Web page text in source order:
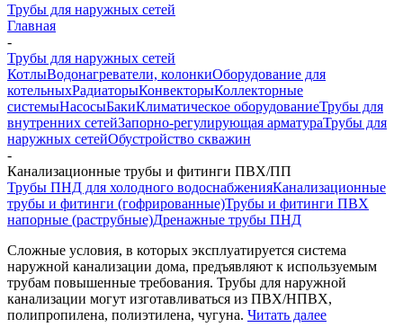
Трубы для наружных сетей
Главная
-
Трубы для наружных сетей
КотлыВодонагреватели, колонкиОборудование для
котельныхРадиаторыКонвекторыКоллекторные
системыНасосыБакиКлиматическое оборудованиеТрубы для
внутренних сетейЗапорно-регулирующая арматураТрубы для
наружных сетейОбустройство скважин
-
Канализационные трубы и фитинги ПВХ/ПП
Трубы ПНД для холодного водоснабженияКанализационные
трубы и фитинги (гофрированные)Трубы и фитинги ПВХ
напорные (раструбные)Дренажные трубы ПНД
Сложные условия, в которых эксплуатируется система
наружной канализации дома, предъявляют к используемым
трубам повышенные требования. Трубы для наружной
канализации могут изготавливаться из ПВХ/НПВХ,
полипропилена, полиэтилена, чугуна. Читать далее